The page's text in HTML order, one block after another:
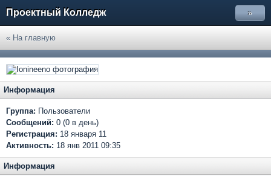
Проектный Колледж »
« На главную
Информация
Группа: Пользователи
Сообщений: 0 (0 в день)
Регистрация: 18 января 11
Активность: 18 янв 2011 09:35
Информация